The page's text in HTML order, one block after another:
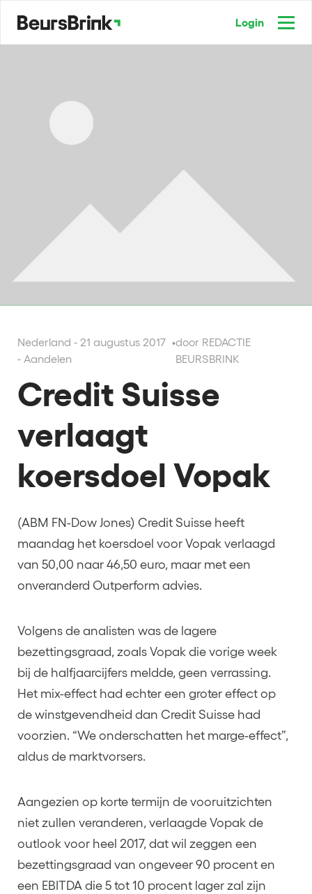
Login
Nederland - 21 augustus 2017
- Aandelen
•door REDACTIE
BEURSBRINK
Credit Suisse
verlaagt
koersdoel Vopak
(ABM FN-Dow Jones) Credit Suisse heeft
maandag het koersdoel voor Vopak verlaagd
van 50,00 naar 46,50 euro, maar met een
onveranderd Outperform advies.
Volgens de analisten was de lagere
bezettingsgraad, zoals Vopak die vorige week
bij de halfjaarcijfers meldde, geen verrassing.
Het mix-effect had echter een groter effect op
de winstgevendheid dan Credit Suisse had
voorzien. “We onderschatten het marge-effect”,
aldus de marktvorsers.
Aangezien op korte termijn de vooruitzichten
niet zullen veranderen, verlaagde Vopak de
outlook voor heel 2017, dat wil zeggen een
bezettingsgraad van ongeveer 90 procent en
een EBITDA die 5 tot 10 procent lager zal zijn